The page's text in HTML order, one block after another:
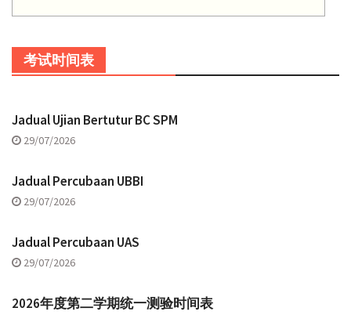
考试时间表
Jadual Ujian Bertutur BC SPM
29/07/2026
Jadual Percubaan UBBI
29/07/2026
Jadual Percubaan UAS
29/07/2026
2026年度第二学期统一测验时间表